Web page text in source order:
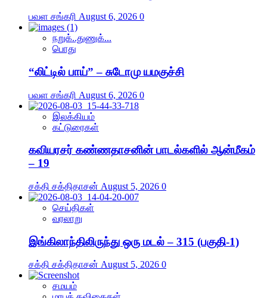
பவள சங்கரி August 6, 2026 0
நறுக்..துணுக்...
பொது
“லிட்டில் பாய்” – சுடோமு யமகுச்சி
பவள சங்கரி August 6, 2026 0
இலக்கியம்
கட்டுரைகள்
கவியரசர் கண்ணதாசனின் பாடல்களில் ஆன்மீகம்
– 19
சக்தி சக்திதாசன் August 5, 2026 0
செய்திகள்
வரலாறு
இங்கிலாந்திலிருந்து ஒரு மடல் – 315 (பகுதி-1)
சக்தி சக்திதாசன் August 5, 2026 0
சமயம்